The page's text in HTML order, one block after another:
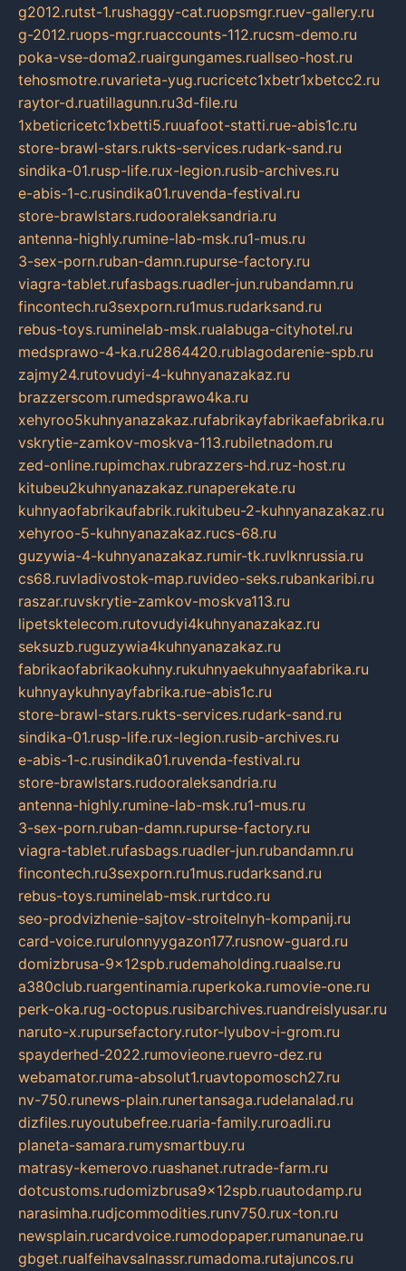
g2012.rutst-1.rushaggy-cat.ruopsmgr.ruev-gallery.ru
g-2012.ruops-mgr.ruaccounts-112.rucsm-demo.ru
poka-vse-doma2.ruairgungames.ruallseo-host.ru
tehosmotre.ruvarieta-yug.rucricetc1xbetr1xbetcc2.ru
raytor-d.ruatillagunn.ru3d-file.ru
1xbeticricetc1xbetti5.ruuafoot-statti.rue-abis1c.ru
store-brawl-stars.rukts-services.rudark-sand.ru
sindika-01.rusp-life.rux-legion.rusib-archives.ru
e-abis-1-c.rusindika01.ruvenda-festival.ru
store-brawlstars.rudooraleksandria.ru
antenna-highly.rumine-lab-msk.ru1-mus.ru
3-sex-porn.ruban-damn.rupurse-factory.ru
viagra-tablet.rufasbags.ruadler-jun.rubandamn.ru
fincontech.ru3sexporn.ru1mus.rudarksand.ru
rebus-toys.ruminelab-msk.rualabuga-cityhotel.ru
medsprawo-4-ka.ru2864420.rublagodarenie-spb.ru
zajmy24.rutovudyi-4-kuhnyanazakaz.ru
brazzerscom.rumedsprawo4ka.ru
xehyroo5kuhnyanazakaz.rufabrikayfabrikaefabrika.ru
vskrytie-zamkov-moskva-113.rubiletnadom.ru
zed-online.rupimchax.rubrazzers-hd.ruz-host.ru
kitubeu2kuhnyanazakaz.runaperekate.ru
kuhnyaofabrikaufabrik.rukitubeu-2-kuhnyanazakaz.ru
xehyroo-5-kuhnyanazakaz.rucs-68.ru
guzywia-4-kuhnyanazakaz.rumir-tk.ruvlknrussia.ru
cs68.ruvladivostok-map.ruvideo-seks.rubankaribi.ru
raszar.ruvskrytie-zamkov-moskva113.ru
lipetsktelecom.rutovudyi4kuhnyanazakaz.ru
seksuzb.ruguzywia4kuhnyanazakaz.ru
fabrikaofabrikaokuhny.rukuhnyaekuhnyaafabrika.ru
kuhnyaykuhnyayfabrika.rue-abis1c.ru
store-brawl-stars.rukts-services.rudark-sand.ru
sindika-01.rusp-life.rux-legion.rusib-archives.ru
e-abis-1-c.rusindika01.ruvenda-festival.ru
store-brawlstars.rudooraleksandria.ru
antenna-highly.rumine-lab-msk.ru1-mus.ru
3-sex-porn.ruban-damn.rupurse-factory.ru
viagra-tablet.rufasbags.ruadler-jun.rubandamn.ru
fincontech.ru3sexporn.ru1mus.rudarksand.ru
rebus-toys.ruminelab-msk.rurtdco.ru
seo-prodvizhenie-sajtov-stroitelnyh-kompanij.ru
card-voice.rurulonnyygazon177.rusnow-guard.ru
domizbrusa-9x12spb.rudemaholding.ruaalse.ru
a380club.ruargentinamia.ruperkoka.rumovie-one.ru
perk-oka.rug-octopus.rusibarchives.ruandreislyusar.ru
naruto-x.rupursefactory.rutor-lyubov-i-grom.ru
spayderhed-2022.rumovieone.ruevro-dez.ru
webamator.ruma-absolut1.ruavtopomosch27.ru
nv-750.runews-plain.runertansaga.rudelanalad.ru
dizfiles.ruyoutubefree.ruaria-family.ruroadli.ru
planeta-samara.rumysmartbuy.ru
matrasy-kemerovo.ruashanet.rutrade-farm.ru
dotcustoms.rudomizbrusa9x12spb.ruautodamp.ru
narasimha.rudjcommodities.runv750.rux-ton.ru
newsplain.rucardvoice.rumodopaper.rumanunae.ru
gbget.rualfeihavsalnassr.rumadoma.rutajuncos.ru